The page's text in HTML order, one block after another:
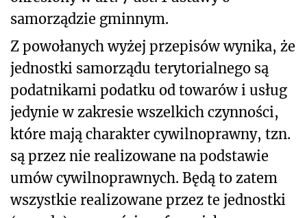
samorządzie gminnym.
Z powołanych wyżej przepisów wynika, że
jednostki samorządu terytorialnego są
podatnikami podatku od towarów i usług
jedynie w zakresie wszelkich czynności,
które mają charakter cywilnoprawny, tzn.
są przez nie realizowane na podstawie
umów cywilnoprawnych. Będą to zatem
wszystkie realizowane przez te jednostki